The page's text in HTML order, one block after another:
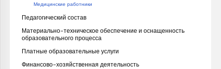
Медицинские работники
Педагогический состав
Материально-техническое обеспечение и оснащенность
образовательного процесса
Платные образовательные услуги
Финансово-хозяйственная деятельность